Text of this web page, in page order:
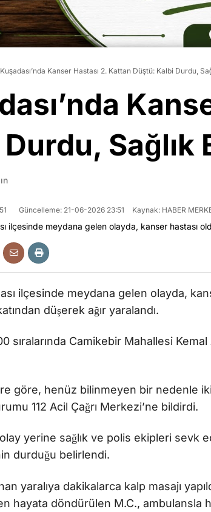
Kuşadası’nda Kanser Hastası 2. Kattan Düştü: Kalbi Durdu,
Güncelleme: 21-06-2026 23:51 Kaynak: HABER
ilçesinde meydana gelen olayda,
düşerek ağır yaralandı.
sıralarında Camikebir Mahallesi
göre, henüz bilinmeyen bir nedenle
112 Acil Çağrı Merkezi’ne bildirdi.
yerine sağlık ve polis ekipleri sevk
durduğu belirlendi.
yaralıya dakikalarca kalp masajı
hayata döndürülen M.C., ambulansla